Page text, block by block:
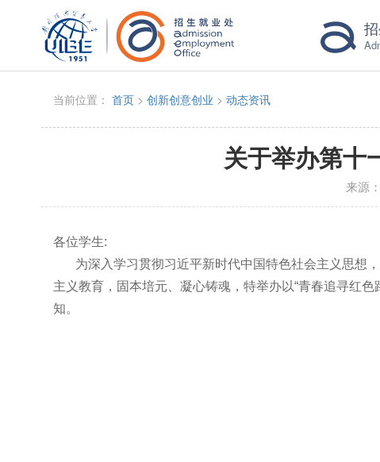
当前位置： 首页 > 创新创意创业 > 动态资讯
关于举办第十
来源：
各位学生:
为深入学习贯彻习近平新时代中国特色社会主义思想
主义教育，固本培元、凝心铸魂，特举办以“青春追寻红色
知。